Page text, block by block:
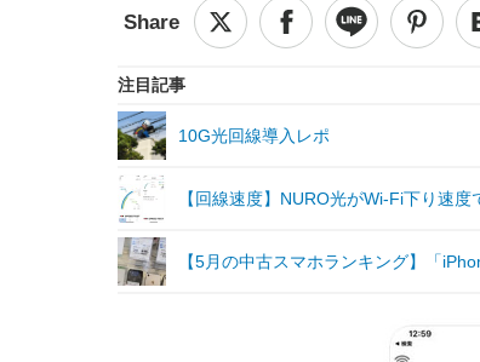
注目記事
10G光回線導入レポ
【回線速度】NURO光がWi-Fi下り速
【5月の中古スマホランキング】「